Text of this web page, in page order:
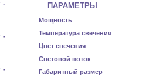
ПАРАМЕТРЫ
Мощность
Температура свечения
Цвет свечения
Световой поток
Габаритный размер